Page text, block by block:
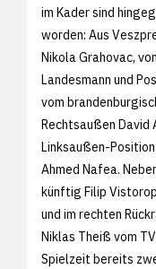
im Kader sind
worden: Aus
Nikola Grahovac,
Landesmann und
vom
Rechtsaußen David
Linksaußen-
Ahmed Nafea.
künftig Filip
und im rechten
Niklas Theiß vom
Spielzeit bereits